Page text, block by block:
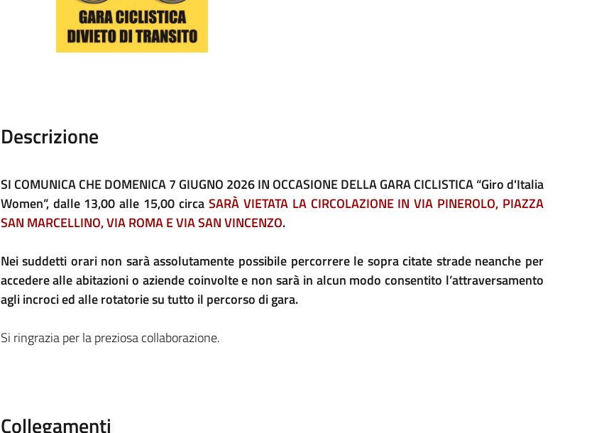
Descrizione
SI COMUNICA CHE DOMENICA 7 GIUGNO 2026 IN OCCASIONE DELLA GARA CICLISTICA “Giro d'Italia
Women”, dalle 13,00 alle 15,00 circa SARÀVIETATA LA CIRCOLAZIONE IN VIA PINEROLO, PIAZZA
SAN MARCELLINO, VIA ROMA E VIA SAN VINCENZO.
Nei suddetti orari non sarà assolutamente possibile percorrere le sopra citate strade neanche per
accedere alle abitazioni o aziende coinvolte e non sarà in alcun modo consentito l’attraversamento
agli incroci ed alle rotatorie su tutto il percorso di gara.
Si ringrazia per la preziosa collaborazione.
Collegamenti